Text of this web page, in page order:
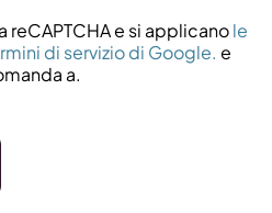
e si applicanole
di servizio di Google. e
a.